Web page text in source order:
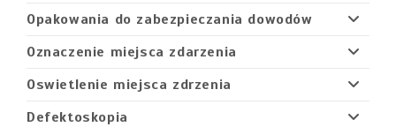
Opakowania do zabezpieczania dowodów
Oznaczenie miejsca zdarzenia
Oswietlenie miejsca zdrzenia
Defektoskopia